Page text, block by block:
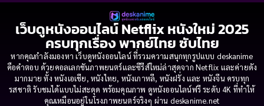
เว็บดูหนังออนไลน์ Netflix หนังใหม่ 2025
ครบทุกเรื่อง พากย์ไทย ซับไทย
หากคุณกำลังมองหา เว็บดูหนังออนไลน์ ที่รวมความสนุกทุกรูปแบบ deskanime
คือคำตอบ ด้วยคอลเลกชันภาพยนตร์และซีรีส์ใหม่ล่าสุดจาก Netflix และค่ายดัง
มากมาย ทั้ง หนังเอเชีย, หนังไทย, หนังเกาหลี, หนังฝรั่ง และ หนังจีน ครบทุก
รสชาติ รับชมได้แบบไม่สะดุด พร้อมคุณภาพ ดูหนังออนไลน์ฟรี ระดับ 4K ที่ทำให้
คุณเหมือนอยู่ในโรงภาพยนตร์จริงๆ ผ่าน deskanime.net